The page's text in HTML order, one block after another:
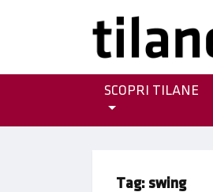
SCOPRI TILANE
Tag: swing